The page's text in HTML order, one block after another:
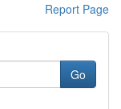
Report Page
Go